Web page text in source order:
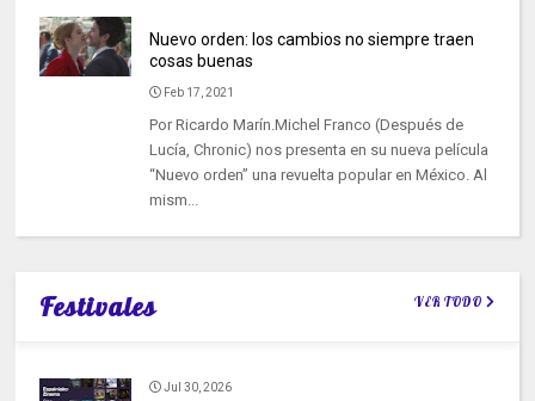
Nuevo orden: los cambios no siempre traen
cosas buenas
Feb 17, 2021
Por Ricardo Marín.Michel Franco (Después de
Lucía, Chronic) nos presenta en su nueva película
“Nuevo orden” una revuelta popular en México. Al
mism...
Festivales VER TODO
Jul 30, 2026